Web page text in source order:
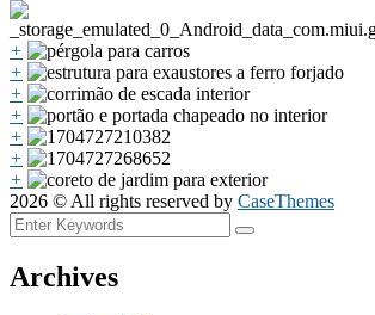
+
+
+
+
+
+
+
2026 © All rights reserved by CaseThemes
Archives